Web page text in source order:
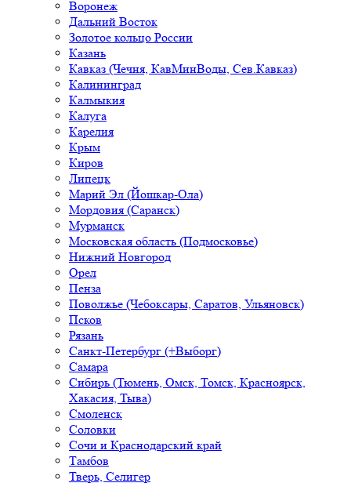
Воронеж
Дальний Восток
Золотое кольцо России
Казань
Кавказ (Чечня, КавМинВоды, Сев.Кавказ)
Калининград
Калмыкия
Калуга
Карелия
Крым
Киров
Липецк
Марий Эл (Йошкар-Ола)
Мордовия (Саранск)
Мурманск
Московская область (Подмосковье)
Нижний Новгород
Орел
Пенза
Поволжье (Чебоксары, Саратов, Ульяновск)
Псков
Рязань
Санкт-Петербург (+Выборг)
Самара
Сибирь (Тюмень, Омск, Томск, Красноярск,
Хакасия, Тыва)
Смоленск
Соловки
Сочи и Краснодарский край
Тамбов
Тверь, Селигер